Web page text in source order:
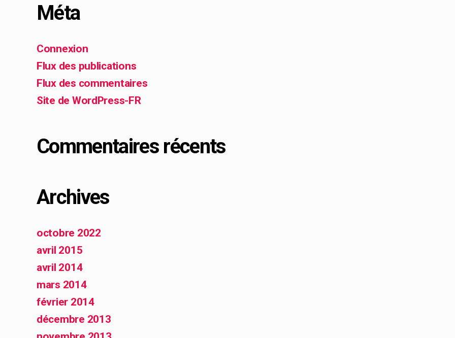
Méta
Connexion
Flux des publications
Flux des commentaires
Site de WordPress-FR
Commentaires récents
Archives
octobre 2022
avril 2015
avril 2014
mars 2014
février 2014
décembre 2013